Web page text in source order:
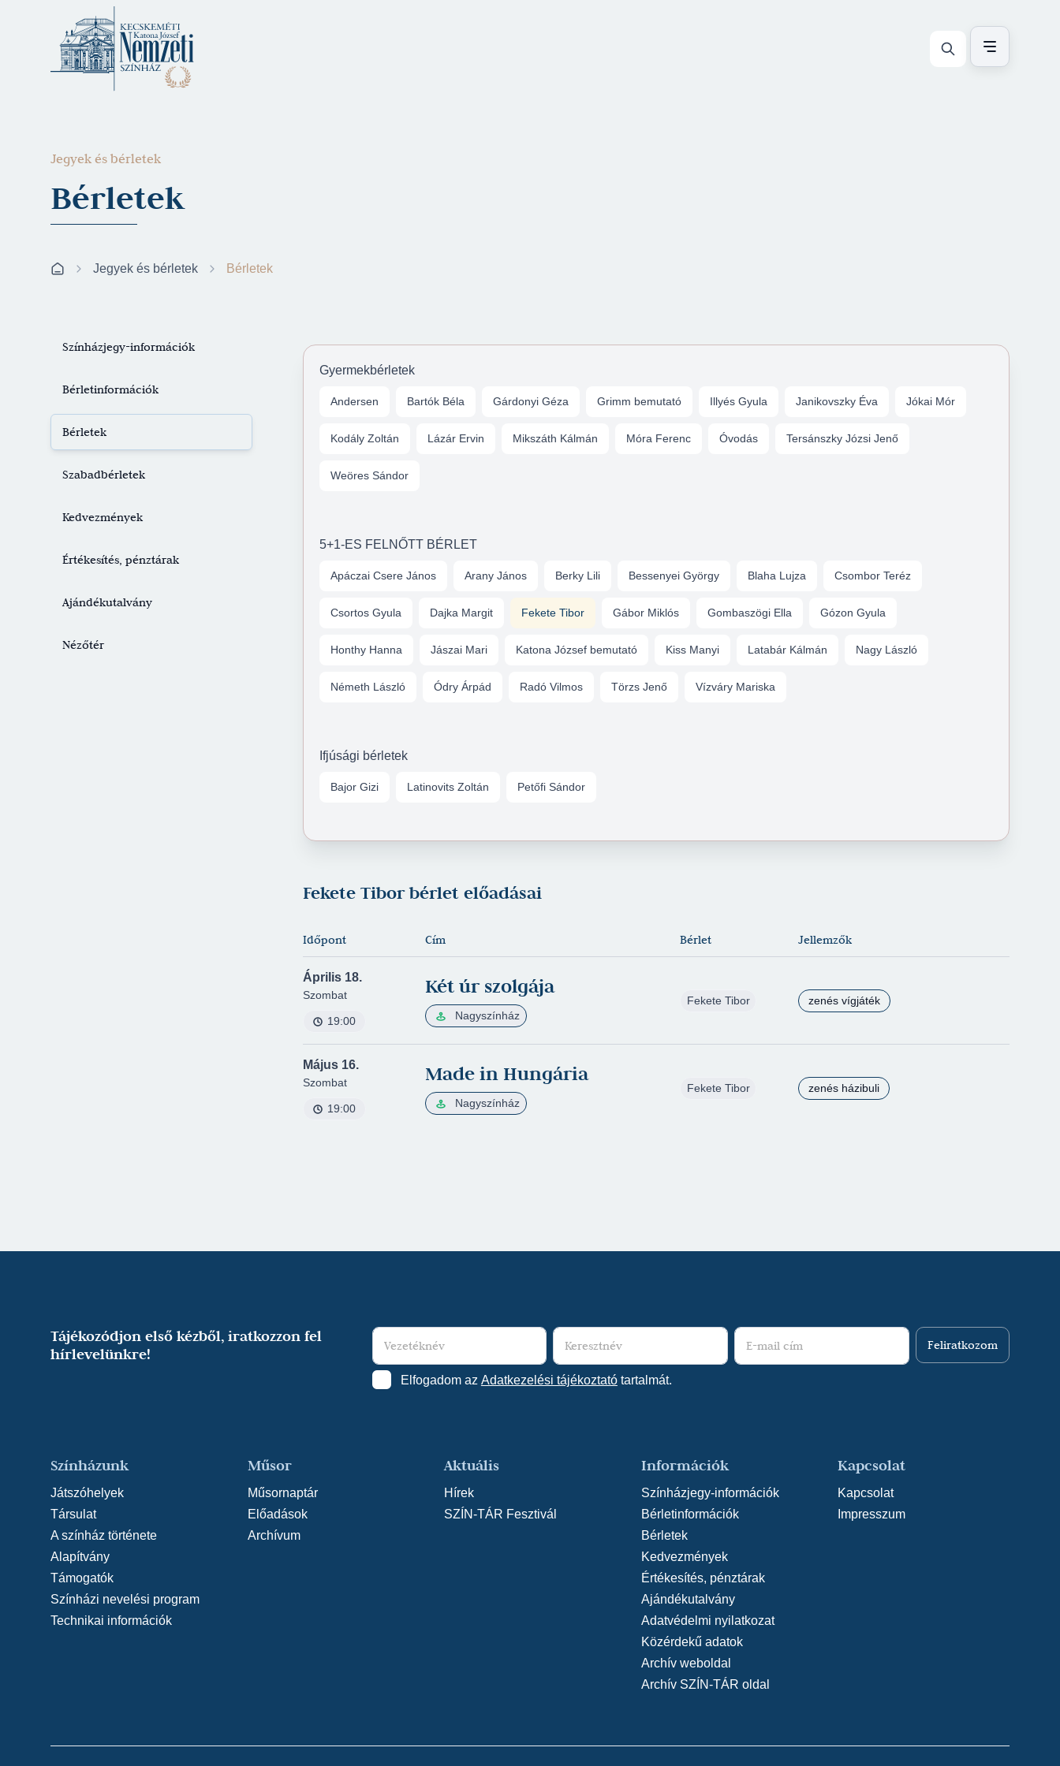
Jegyek és bérletek
Bérletek
Jegyek és bérletek Bérletek
Színházjegy-információk
Bérletinformációk
Bérletek
Szabadbérletek
Kedvezmények
Értékesítés, pénztárak
Ajándékutalvány
Nézőtér
Gyermekbérletek
Andersen Bartók Béla Gárdonyi Géza Grimm bemutató Illyés Gyula Janikovszky Éva Jókai Mór
Kodály Zoltán Lázár Ervin Mikszáth Kálmán Móra Ferenc Óvodás Tersánszky Józsi Jenő
Weöres Sándor
5+1-ES FELNŐTT BÉRLET
Apáczai Csere János Arany János Berky Lili Bessenyei György Blaha Lujza Csombor Teréz
Csortos Gyula Dajka Margit Fekete Tibor Gábor Miklós Gombaszögi Ella Gózon Gyula
Honthy Hanna Jászai Mari Katona József bemutató Kiss Manyi Latabár Kálmán Nagy László
Németh László Ódry Árpád Radó Vilmos Törzs Jenő Vízváry Mariska
Ifjúsági bérletek
Bajor Gizi Latinovits Zoltán Petőfi Sándor
Fekete Tibor bérlet előadásai
Időpont Cím Bérlet Jellemzők
Április 18.
Szombat
19:00
Két úr szolgája
Nagyszínház
Fekete Tibor zenés vígjáték
Május 16.
Szombat
19:00
Made in Hungária
Nagyszínház
Fekete Tibor zenés házibuli
Tájékozódjon első kézből, iratkozzon fel
hírlevelünkre!
Elfogadom az Adatkezelési tájékoztató tartalmát.
Feliratkozom
Színházunk
Játszóhelyek
Társulat
A színház története
Alapítvány
Támogatók
Színházi nevelési program
Technikai információk
Műsor
Műsornaptár
Előadások
Archívum
Aktuális
Hírek
SZÍN-TÁR Fesztivál
Információk
Színházjegy-információk
Bérletinformációk
Bérletek
Kedvezmények
Értékesítés, pénztárak
Ajándékutalvány
Adatvédelmi nyilatkozat
Közérdekű adatok
Archív weboldal
Archív SZÍN-TÁR oldal
Kapcsolat
Kapcsolat
Impresszum